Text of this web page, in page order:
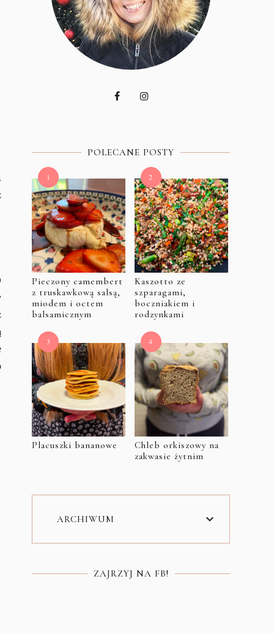
POLECANE POSTY
Pieczony camembert
z truskawkową salsą,
miodem i octem
balsamicznym
Kaszotto ze
szparagami,
boczniakiem i
rodzynkami
Placuszki bananowe
Chleb orkiszowy na
zakwasie żytnim
ARCHIWUM
ZAJRZYJ NA FB!